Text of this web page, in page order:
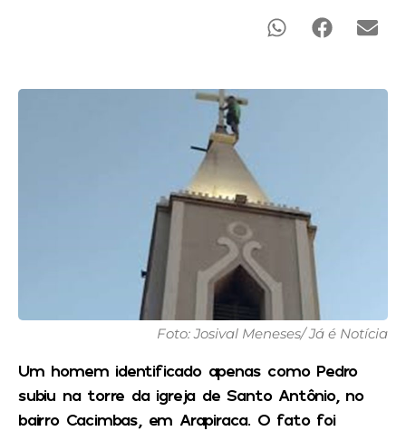
Foto: Josival Meneses/ Já é Notícia
Um homem identificado apenas como Pedro
subiu na torre da igreja de Santo Antônio, no
bairro Cacimbas, em Arapiraca. O fato foi